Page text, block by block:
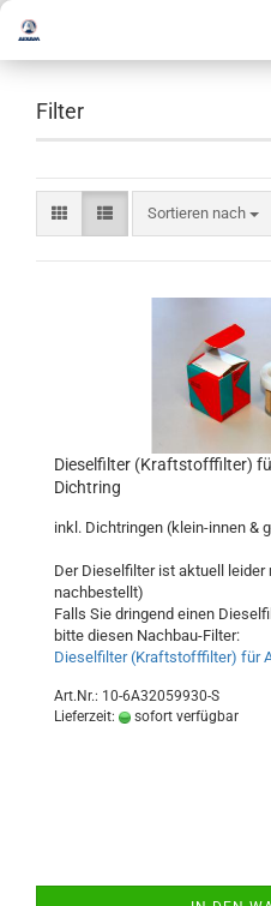
Filter
Sortieren nach
Dieselfilter (Kraftstofffilter)
Dichtring
inkl. Dichtringen (klein-innen &
Der Dieselfilter ist aktuell leider
nachbestellt)
Falls Sie dringend einen
bitte diesen Nachbau-Filter:
Dieselfilter (Kraftstofffilter) für
Art.Nr.: 10-6A32059930-S
Lieferzeit:
sofort verfügbar